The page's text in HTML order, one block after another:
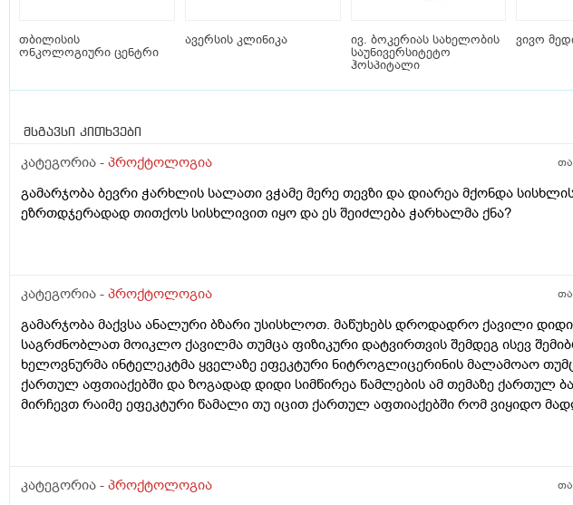
თბილისის
ონკოლოგიური ცენტრი
ავერსის კლინიკა
ივ. ბოკერიას სახელობის
საუნივერსიტეტო
ჰოსპიტალი
ვივო
მსგავსი კითხვები
კატეგორია - პროქტოლოგია
გამარჯობა ბევრი ჭარხლის სალათი ვჭამე მერე თევზი და დიარეა მქონდა
ეზრთდჯერადად თითქოს სისხლივით იყო და ეს შეიძლება ჭარხალმა ქნა?
კატეგორია - პროქტოლოგია
გამარჯობა მაქვსა ანალური ბზარი უსისხლოთ. მაწუხებს დროდადრო ქავილი
საგრძნობლათ მოიკლო ქავილმა თუმცა ფიზიკური დატვირთვის შემდეგ ისევ
ხელოვნურმა ინტელეკტმა ყველაზე ეფეკტური ნიტროგლიცერინის მალამოაო
ქართულ აფთიაქებში და ზოგადად დიდი სიმწირეა წამლების ამ თემაზე ქართულ
მირჩევთ რაიმე ეფეკტური წამალი თუ იცით ქართულ აფთიაქებში რომ ვიყიდო
კატეგორია - პროქტოლოგია